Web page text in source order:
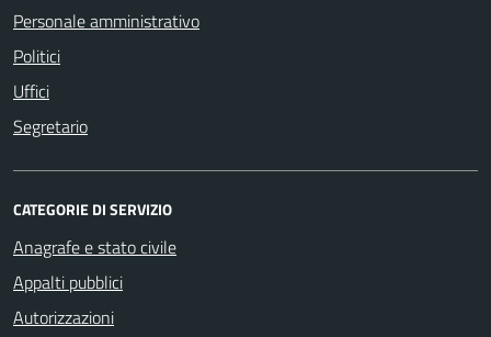
Personale amministrativo
Politici
Uffici
Segretario
CATEGORIE DI SERVIZIO
Anagrafe e stato civile
Appalti pubblici
Autorizzazioni